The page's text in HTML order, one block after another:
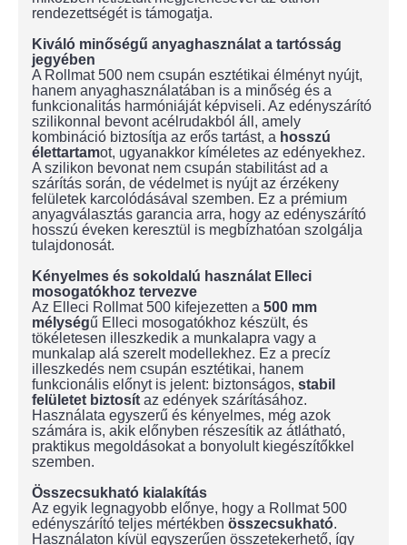
rendezettségét is támogatja.
Kiváló minőségű anyaghasználat a tartósság
jegyében
A Rollmat 500 nem csupán esztétikai élményt nyújt,
hanem anyaghasználatában is a minőség és a
funkcionalitás harmóniáját képviseli. Az edényszárító
szilikonnal bevont acélrudakból áll, amely
kombináció biztosítja az erős tartást, a hosszú
élettartamot, ugyanakkor kíméletes az edényekhez.
A szilikon bevonat nem csupán stabilitást ad a
szárítás során, de védelmet is nyújt az érzékeny
felületek karcolódásával szemben. Ez a prémium
anyagválasztás garancia arra, hogy az edényszárító
hosszú éveken keresztül is megbízhatóan szolgálja
tulajdonosát.
Kényelmes és sokoldalú használat Elleci
mosogatókhoz tervezve
Az Elleci Rollmat 500 kifejezetten a 500 mm
mélységű Elleci mosogatókhoz készült, és
tökéletesen illeszkedik a munkalapra vagy a
munkalap alá szerelt modellekhez. Ez a precíz
illeszkedés nem csupán esztétikai, hanem
funkcionális előnyt is jelent: biztonságos, stabil
felületet biztosít az edények szárításához.
Használata egyszerű és kényelmes, még azok
számára is, akik előnyben részesítik az átlátható,
praktikus megoldásokat a bonyolult kiegészítőkkel
szemben.
Összecsukható kialakítás
Az egyik legnagyobb előnye, hogy a Rollmat 500
edényszárító teljes mértékben összecsukható.
Használaton kívül egyszerűen összetekerhető, így